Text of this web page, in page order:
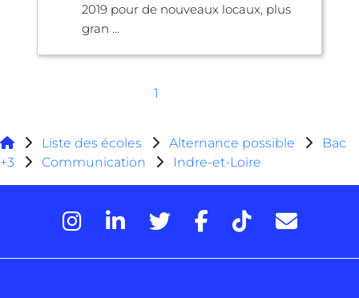
2019 pour de nouveaux locaux, plus
gran ...
1
Liste des écoles Alternance possible
Bac
+3
Communication Indre-et-Loire